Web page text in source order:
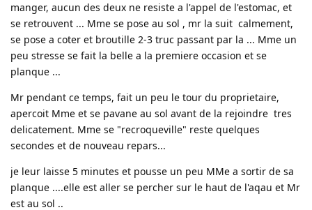
manger, aucun des deux ne resiste a l'appel de l'estomac, et
se retrouvent ... Mme se pose au sol , mr la suit calmement,
se pose a coter et broutille 2-3 truc passant par la ... Mme un
peu stresse se fait la belle a la premiere occasion et se
planque ...
Mr pendant ce temps, fait un peu le tour du proprietaire,
apercoit Mme et se pavane au sol avant de la rejoindre tres
delicatement. Mme se "recroqueville" reste quelques
secondes et de nouveau repars...
je leur laisse 5 minutes et pousse un peu MMe a sortir de sa
planque ....elle est aller se percher sur le haut de l'aqau et Mr
est au sol ..